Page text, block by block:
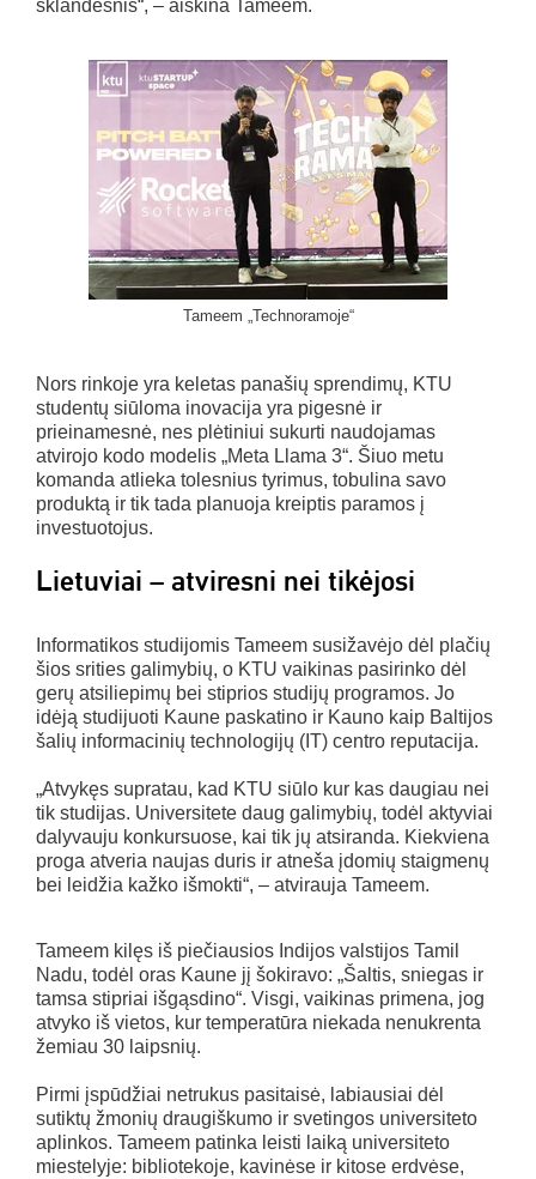
sklandesnis“, – aiškina Tameem.
Tameem „Technoramoje“
Nors rinkoje yra keletas panašių sprendimų, KTU
studentų siūloma inovacija yra pigesnė ir
prieinamesnė, nes plėtiniui sukurti naudojamas
atvirojo kodo modelis „Meta Llama 3“. Šiuo metu
komanda atlieka tolesnius tyrimus, tobulina savo
produktą ir tik tada planuoja kreiptis paramos į
investuotojus.
Lietuviai – atviresni nei tikėjosi
Informatikos studijomis Tameem susižavėjo dėl plačių
šios srities galimybių, o KTU vaikinas pasirinko dėl
gerų atsiliepimų bei stiprios studijų programos. Jo
idėją studijuoti Kaune paskatino ir Kauno kaip Baltijos
šalių informacinių technologijų (IT) centro reputacija.
„Atvykęs supratau, kad KTU siūlo kur kas daugiau nei
tik studijas. Universitete daug galimybių, todėl aktyviai
dalyvauju konkursuose, kai tik jų atsiranda. Kiekviena
proga atveria naujas duris ir atneša įdomių staigmenų
bei leidžia kažko išmokti“, – atvirauja Tameem.
Tameem kilęs iš piečiausios Indijos valstijos Tamil
Nadu, todėl oras Kaune jį šokiravo: „Šaltis, sniegas ir
tamsa stipriai išgąsdino“. Visgi, vaikinas primena, jog
atvyko iš vietos, kur temperatūra niekada nenukrenta
žemiau 30 laipsnių.
Pirmi įspūdžiai netrukus pasitaisė, labiausiai dėl
sutiktų žmonių draugiškumo ir svetingos universiteto
aplinkos. Tameem patinka leisti laiką universiteto
miestelyje: bibliotekoje, kavinėse ir kitose erdvėse,